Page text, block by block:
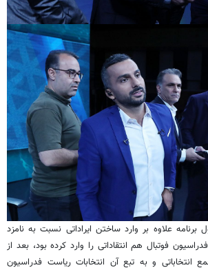
علاوه بر وارد ساختن ایراداتی نسبت به نامزد
فوتبال هم انتقاداتی را وارد کرده بود، بعد از
انتخاباتی و به تبع آن انتخابات ریاست فدراسیون